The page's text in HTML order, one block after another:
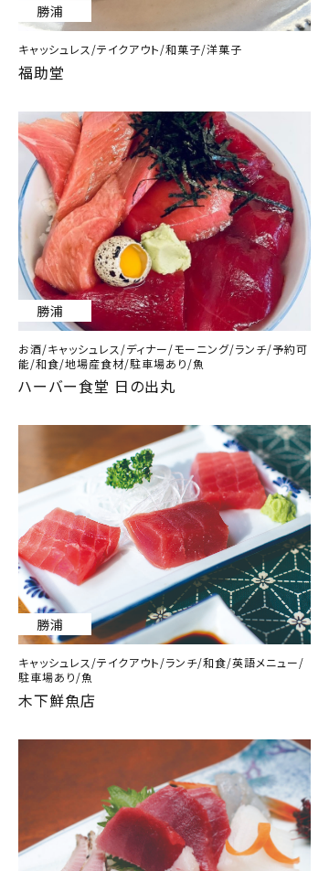
勝浦
キャッシュレス/テイクアウト/和菓子/洋菓子
福助堂
勝浦
お酒/キャッシュレス/ディナー/モーニング/ランチ/予約可
能/和食/地場産食材/駐車場あり/魚
ハーバー食堂 日の出丸
勝浦
キャッシュレス/テイクアウト/ランチ/和食/英語メニュー/
駐車場あり/魚
木下鮮魚店